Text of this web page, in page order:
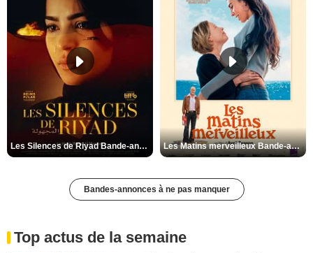
Les Silences de Riyad Bande-annonce VO STFR Les Matins merveilleux Bande-annonce VF
Bandes-annonces à ne pas manquer
Top actus de la semaine